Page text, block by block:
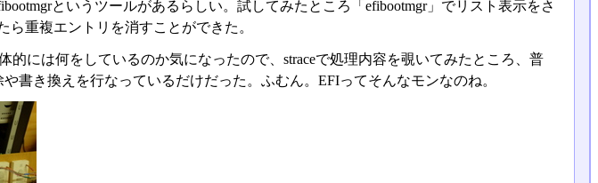
というツールがあるらしい。試してみたところ「efibootmgr」でリスト表示をさ
ら重複エントリを消すことができた。
的には何をしているのか気になったので、straceで処理内容を覗いてみたところ、普
書き換えを行なっているだけだった。ふむん。EFIってそんなモンなのね。